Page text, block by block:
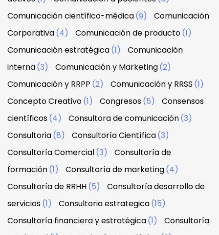
Comunicación científico-médica(9)
Comunicación
Corporativa(4) Comunicación de producto(1)
Comunicación estratégica(1)
Comunicación
interna(3) Comunicación y Marketing(2)
Comunicación y RRPP (2) Comunicación y RRSS (1)
Concepto Creativo(1) Congresos(5)
Consensos
científicos(4) Consultora de comunicación(3)
Consultoria(8) Consultoría Científica(3)
Consultoría Comercial(3)
Consultoría de
formación(1) Consultoría de marketing(4)
Consultoría de RRHH(5)
Consultoría desarrollo de
servicios(1) Consultoria estrategica(15)
Consultoría financiera y estratégica(1)
Consultoría